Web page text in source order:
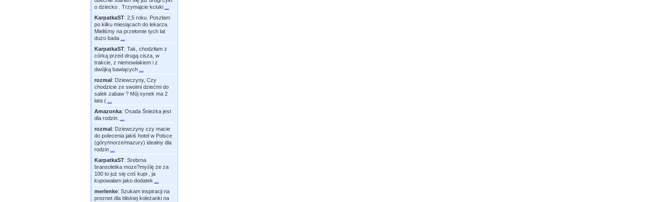
o dziecko . Trzymajcie kciuki
KarpatkaST: 2,5 roku. Poszłam
po kilku miesiącach do lekarza.
Mieliśmy na przełomie tych lat
dużo bada
KarpatkaST: Tak, chodziłam z
córką przed drugą cisza, w
trakcie, z niemowlakiem i z
dwójką bawiących
rozmal: Dziewczyny, Czy
chodzicie ze swoimi dziećmi do
salek zabaw ? Mój synek ma 2
lata (
Amazonka: Osada Śnieżka jest
dla rodzin.
rozmal: Dziewczyny czy macie
do polecenia jakiś hotel w Polsce
(góry/morze/mazury) idealny dla
rodzin
KarpatkaST: Srebrna
bransoletka moze?myślę że za
100 to już się coś kupi , ja
kupowałam jako dodatek
merlenke: Szukam inspiracji na
preznet dla bliskiej koleżanki na